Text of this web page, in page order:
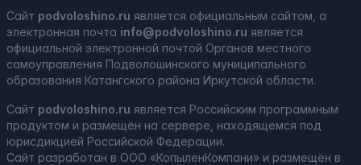
Сайт podvoloshino.ru является официальным сайтом, а
электронная почта info@podvoloshino.ru является
официальной электронной почтой Органов местного
самоуправления Подволошинского муниципального
образования Катангского района Иркутской области.
Сайт podvoloshino.ru является Российским программным
продуктом и размещён на сервере, находящемся под
юрисдикцией Российской Федерации.
Сайт разработан в ООО «КопыленКомпани» и размещён в